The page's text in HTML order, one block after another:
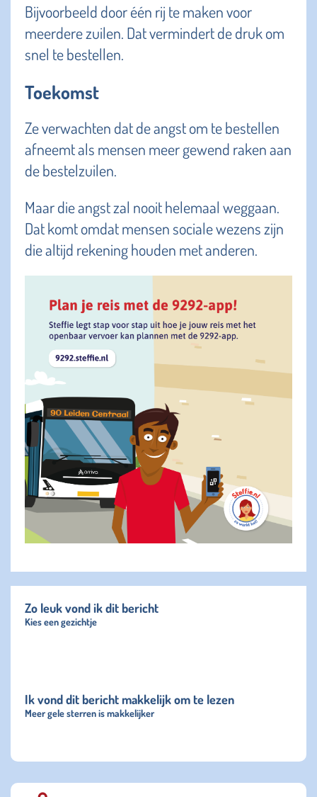
Bijvoorbeeld door één rij te maken voor
meerdere zuilen. Dat vermindert de druk om
snel te bestellen.
Toekomst
Ze verwachten dat de angst om te bestellen
afneemt als mensen meer gewend raken aan
de bestelzuilen.
Maar die angst zal nooit helemaal weggaan.
Dat komt omdat mensen sociale wezens zijn
die altijd rekening houden met anderen.
Zo leuk vond ik dit bericht
Kies een gezichtje
Ik vond dit bericht makkelijk om te lezen
Meer gele sterren is makkelijker